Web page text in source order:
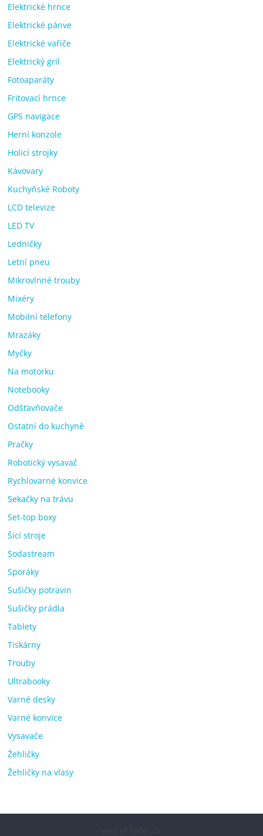
Elektrické hrnce
Elektrické pánve
Elektrické vařiče
Elektrický gril
Fotoaparáty
Fritovací hrnce
GPS navigace
Herní konzole
Holicí strojky
Kávovary
Kuchyňské Roboty
LCD televize
LED TV
Ledničky
Letní pneu
Mikrovlnné trouby
Mixéry
Mobilní telefony
Mrazáky
Myčky
Na motorku
Notebooky
Odšťavňovače
Ostatní do kuchyně
Pračky
Robotický vysavač
Rychlovarné konvice
Sekačky na trávu
Set-top boxy
Šicí stroje
Sodastream
Sporáky
Sušičky potravin
Sušičky prádla
Tablety
Tiskárny
Trouby
Ultrabooky
Varné desky
Varné konvice
Vysavače
Žehličky
Žehličky na vlasy